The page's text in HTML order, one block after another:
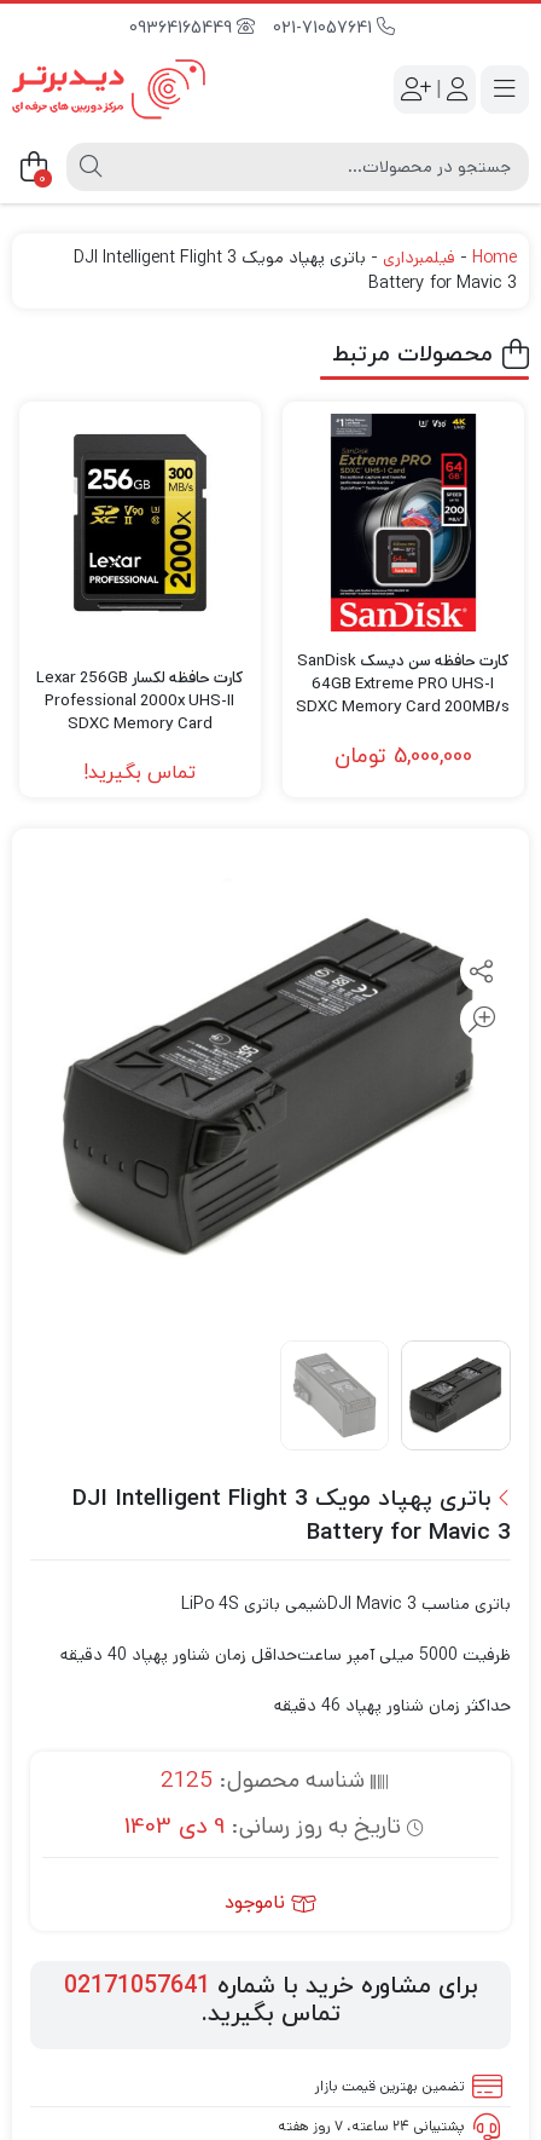
09364165449
|
0
Home
- فیلمبرداری -
باتری پهپاد مویک 3 DJI Intelligent Flight
Battery for Mavic 3
محصولات مرتبط
کارت حافظه سن دیسک SanDisk
64GB Extreme PRO UHS-I
SDXC Memory Card 200MB/s
5,000,000 تومان
کارت حافظه لکسار Lexar 256GB
Professional 2000x UHS-II
SDXC Memory Card
تماس بگیرید!
باتری پهپاد مویک 3 DJI Intelligent Flight
Battery for Mavic 3
باتری مناسب DJI Mavic 3 شیمی باتری LiPo 4S
ظرفیت 5000 میلی آمپر ساعت حداقل زمان شناور پهپاد 40 دقیقه
حداکثر زمان شناور پهپاد 46 دقیقه
شناسه محصول:2125
تاریخ به روز رسانی: 9 دی 1403
ناموجود
برای مشاوره خرید با شماره 02171057641
تماس بگیرید.
تضمین بهترین قیمت بازار
پشتیبانی ۲۴ ساعته، ۷ روز هفته